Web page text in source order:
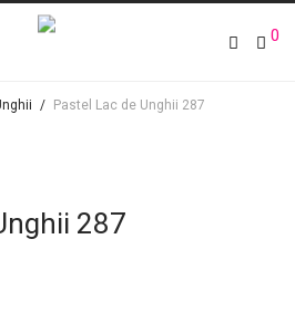
0
/ Pastel Lac de Unghii 287
287